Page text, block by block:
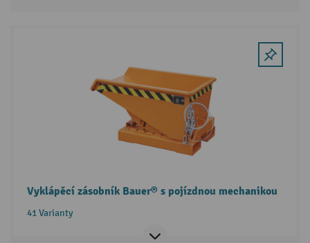
Vyklápěcí zásobník Bauer® s pojízdnou mechanikou
41 Varianty